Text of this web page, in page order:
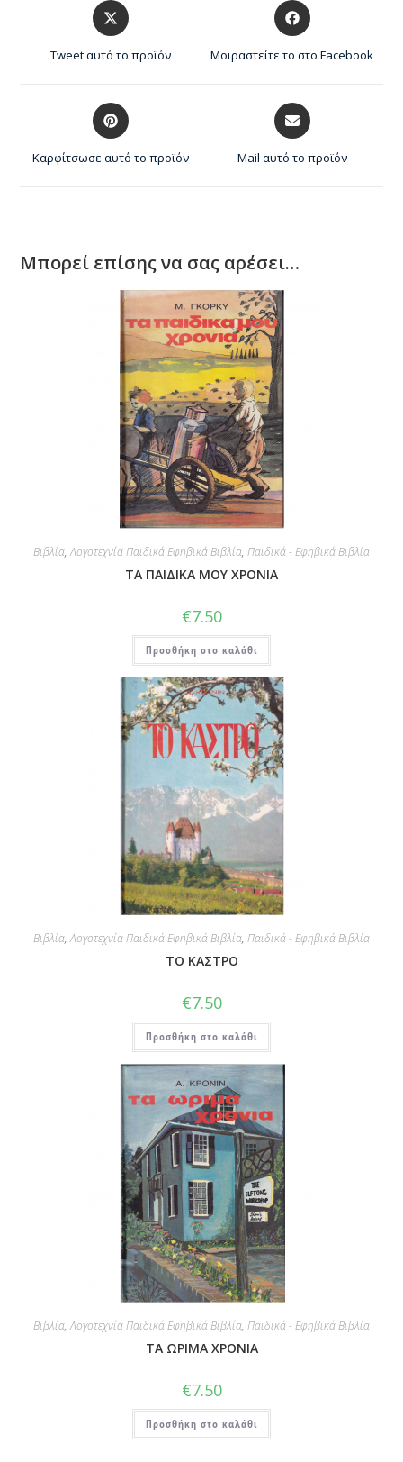
Tweet αυτό το προϊόν Μοιραστείτε το στο Facebook
Καρφίτσωσε αυτό το προϊόν Mail αυτό το προϊόν
Μπορεί επίσης να σας αρέσει…
Βιβλία,Λογοτεχνία Παιδικά Εφηβικά Βιβλία, Παιδικά - Εφηβικά Βιβλία
ΤΑ ΠΑΙΔΙΚΑ ΜΟΥ ΧΡΟΝΙΑ
€7.50
Προσθήκη στο καλάθι
Βιβλία,Λογοτεχνία Παιδικά Εφηβικά Βιβλία, Παιδικά - Εφηβικά Βιβλία
ΤΟ ΚΑΣΤΡΟ
€7.50
Προσθήκη στο καλάθι
Βιβλία,Λογοτεχνία Παιδικά Εφηβικά Βιβλία, Παιδικά - Εφηβικά Βιβλία
ΤΑ ΩΡΙΜΑ ΧΡΟΝΙΑ
€7.50
Προσθήκη στο καλάθι